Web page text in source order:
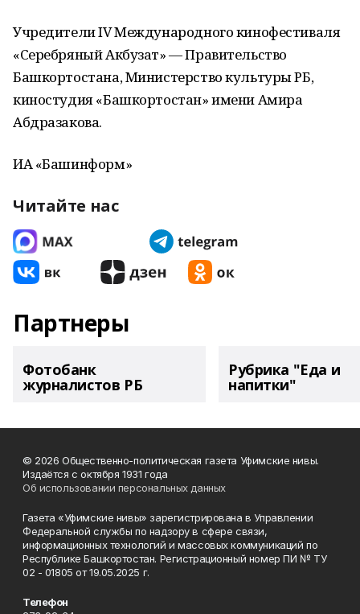
Учредители IV Международного кинофестиваля
«Серебряный Акбузат» — Правительство
Башкортостана, Министерство культуры РБ,
киностудия «Башкортостан» имени Амира
Абдразакова.
ИА «Башинформ»
Читайте нас
Партнеры
Фотобанк
журналистов РБ
Рубрика "Еда и
напитки"
© 2026 Общественно-политическая газета Уфимские нивы.
Издаётся с октября 1931 года
Об использовании персональных данных
Газета «Уфимские нивы» зарегистрирована в Управлении
Федеральной службы по надзору в сфере связи,
информационных технологий и массовых коммуникаций по
Республике Башкортостан. Регистрационный номер ПИ № ТУ
02 - 01805 от 19.05.2025 г.
Телефон